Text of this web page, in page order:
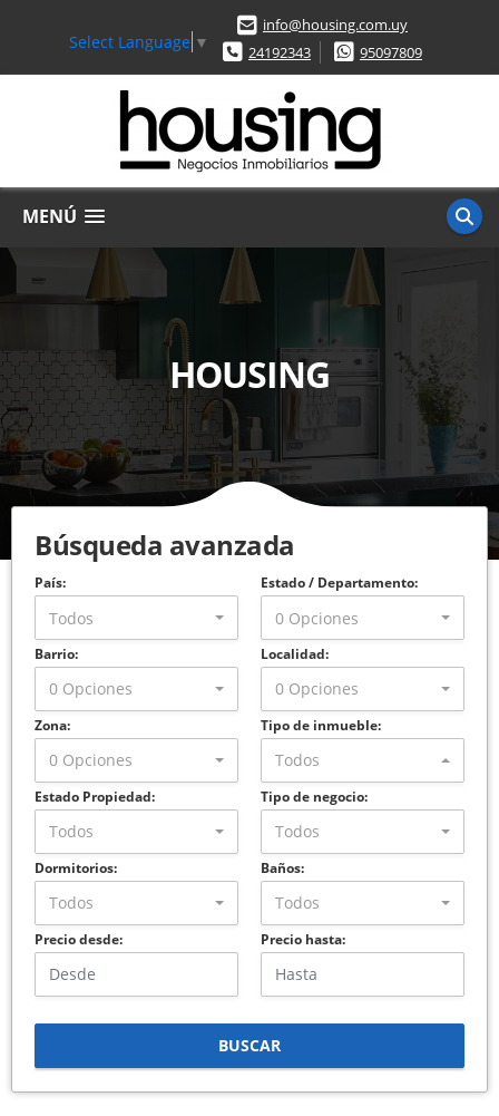
Select Language ▼
info@housing.com.uy
24192343
95097809
MENÚ
HOUSING
Búsqueda avanzada
País:
Todos
Estado / Departamento:
0 Opciones
Barrio:
0 Opciones
Localidad:
0 Opciones
Zona:
0 Opciones
Tipo de inmueble:
Todos
Estado Propiedad:
Todos
Tipo de negocio:
Todos
Dormitorios:
Todos
Baños:
Todos
Precio desde: Precio hasta:
BUSCAR